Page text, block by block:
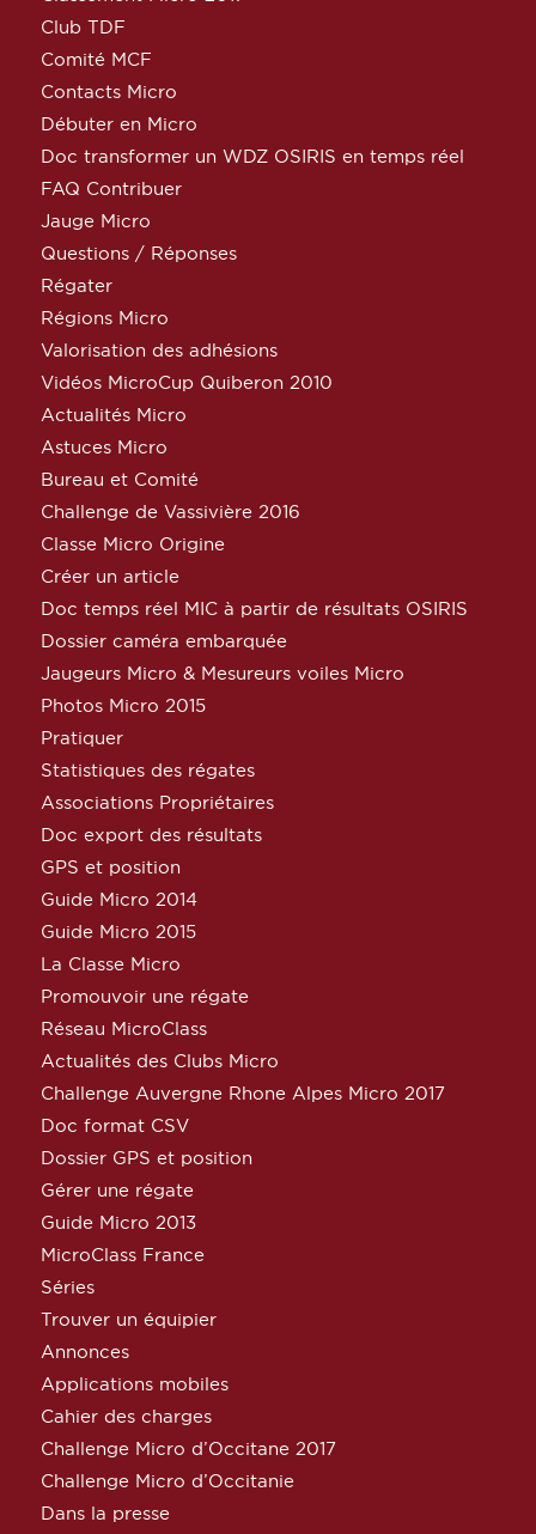
Club TDF
Comité MCF
Contacts Micro
Débuter en Micro
Doc transformer un WDZ OSIRIS en temps réel
FAQ Contribuer
Jauge Micro
Questions / Réponses
Régater
Régions Micro
Valorisation des adhésions
Vidéos MicroCup Quiberon 2010
Actualités Micro
Astuces Micro
Bureau et Comité
Challenge de Vassivière 2016
Classe Micro Origine
Créer un article
Doc temps réel MIC à partir de résultats OSIRIS
Dossier caméra embarquée
Jaugeurs Micro & Mesureurs voiles Micro
Photos Micro 2015
Pratiquer
Statistiques des régates
Associations Propriétaires
Doc export des résultats
GPS et position
Guide Micro 2014
Guide Micro 2015
La Classe Micro
Promouvoir une régate
Réseau MicroClass
Actualités des Clubs Micro
Challenge Auvergne Rhone Alpes Micro 2017
Doc format CSV
Dossier GPS et position
Gérer une régate
Guide Micro 2013
MicroClass France
Séries
Trouver un équipier
Annonces
Applications mobiles
Cahier des charges
Challenge Micro d’Occitane 2017
Challenge Micro d’Occitanie
Dans la presse